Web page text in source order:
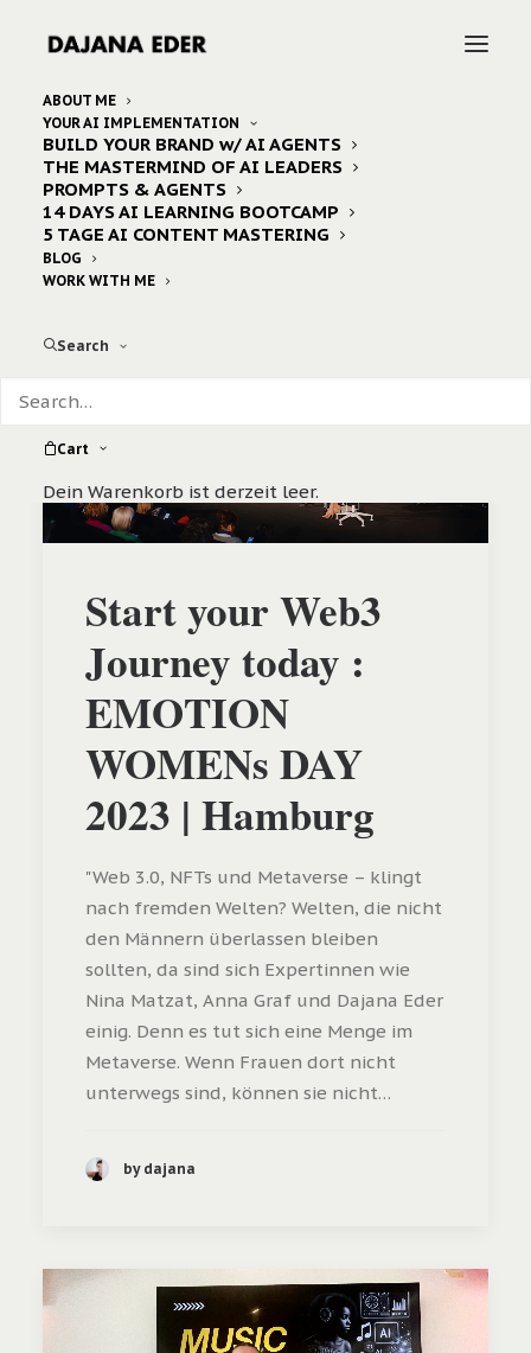
ABOUT ME
YOUR AI IMPLEMENTATION
BUILD YOUR BRAND w/ AI AGENTS
THE MASTERMIND OF AI LEADERS
PROMPTS & AGENTS
14 DAYS AI LEARNING BOOTCAMP
5 TAGE AI CONTENT MASTERING
BLOG
WORK WITH ME
Search
Cart
Dein Warenkorb ist derzeit leer.
Home Archive by Category "web 3.0"
Start your Web3
Journey today :
EMOTION
WOMENs DAY
2023 | Hamburg
"Web 3.0, NFTs und Metaverse – klingt
nach fremden Welten? Welten, die nicht
den Männern überlassen bleiben
sollten, da sind sich Expertinnen wie
Nina Matzat, Anna Graf und Dajana Eder
einig. Denn es tut sich eine Menge im
Metaverse. Wenn Frauen dort nicht
unterwegs sind, können sie nicht…
by dajana